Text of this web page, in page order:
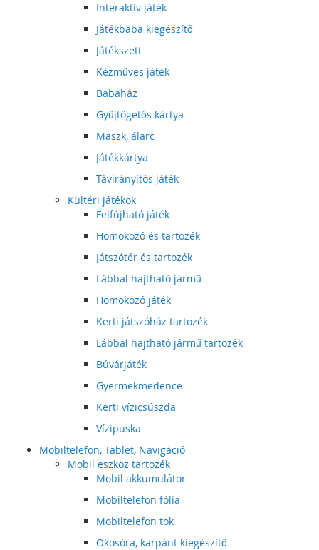
Interaktív játék
Játékbaba kiegészítő
Játékszett
Kézműves játék
Babaház
Gyűjtögetős kártya
Maszk, álarc
Játékkártya
Távirányítós játék
Kültéri játékok
Felfújható játék
Homokozó és tartozék
Játszótér és tartozék
Lábbal hajtható jármű
Homokozó játék
Kerti játszóház tartozék
Lábbal hajtható jármű tartozék
Búvárjáték
Gyermekmedence
Kerti vízicsúszda
Vízipuska
Mobiltelefon, Tablet, Navigáció
Mobil eszköz tartozék
Mobil akkumulátor
Mobiltelefon fólia
Mobiltelefon tok
Okosóra, karpánt kiegészítő